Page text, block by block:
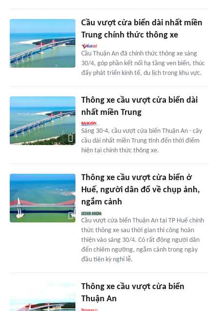
Cầu vượt cửa biển dài nhất miền
Trung chính thức thông xe
Cầu Thuận An đã chính thức thông xe sáng
30/4, góp phần kết nối hạ tầng ven biển, thúc
đẩy phát triển kinh tế, du lịch trong khu vực.
Thông xe cầu vượt cửa biển dài
nhất miền Trung
Sáng 30-4, cầu vượt cửa biển Thuận An - cây
cầu dài nhất miền Trung tính đến thời điểm
hiện tại chính thức thông xe.
Thông xe cầu vượt cửa biển ở
Huế, người dân đổ về chụp ảnh,
ngắm cảnh
Cầu vượt cửa biển Thuận An tại TP Huế chính
thức thông xe sau thời gian thi công hoàn
thiện vào sáng 30/4. Có rất đông người dân
đến chiêm ngưỡng, ngắm cảnh trong ngày
đầu tiên kỳ nghỉ lễ.
Thông xe cầu vượt cửa biển
Thuận An